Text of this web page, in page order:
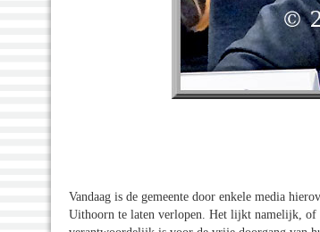
Vandaag is de gemeente door enkele media
Uithoorn te laten verlopen. Het lijkt namelijk, of